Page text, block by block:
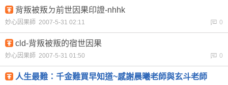
背叛被叛ㄉ前世因果印證-nhhk
妙心因果師 2007-5-31 02:11 0
cld-背叛被叛的宿世因果
妙心因果師 2007-5-31 01:50 0
人生最難：千金難買早知道~感謝晨曦老師與玄斗老師